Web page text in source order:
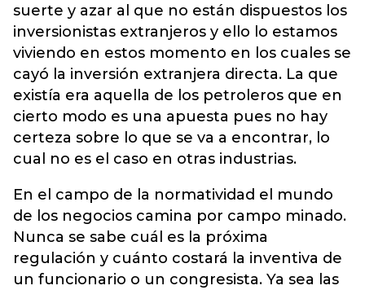
suerte y azar al que no están dispuestos los
inversionistas extranjeros y ello lo estamos
viviendo en estos momento en los cuales se
cayó la inversión extranjera directa. La que
existía era aquella de los petroleros que en
cierto modo es una apuesta pues no hay
certeza sobre lo que se va a encontrar, lo
cual no es el caso en otras industrias.
En el campo de la normatividad el mundo
de los negocios camina por campo minado.
Nunca se sabe cuál es la próxima
regulación y cuánto costará la inventiva de
un funcionario o un congresista. Ya sea las